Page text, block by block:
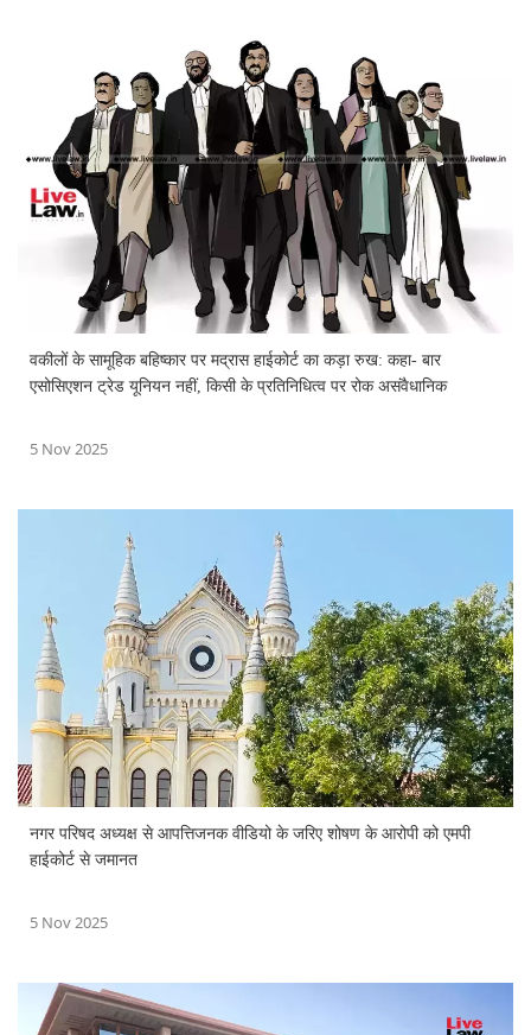
वकीलों के सामूहिक बहिष्कार पर मद्रास हाईकोर्ट का कड़ा रुख: कहा- बार
एसोसिएशन ट्रेड यूनियन नहीं, किसी के प्रतिनिधित्व पर रोक असंवैधानिक
5 Nov 2025
नगर परिषद अध्यक्ष से आपत्तिजनक वीडियो के जरिए शोषण के आरोपी को एमपी
हाईकोर्ट से जमानत
5 Nov 2025